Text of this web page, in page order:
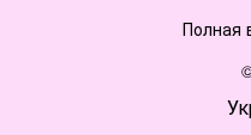
Полная